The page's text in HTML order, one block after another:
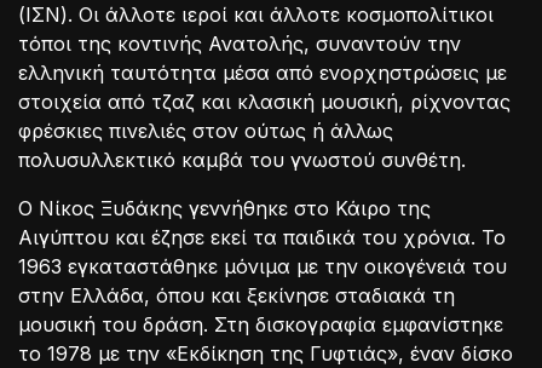
(ΙΣΝ). Οι άλλοτε ιεροί και άλλοτε κοσμοπολίτικοι
τόποι της κοντινής Ανατολής, συναντούν την
ελληνική ταυτότητα μέσα από ενορχηστρώσεις με
στοιχεία από τζαζ και κλασική μουσική, ρίχνοντας
φρέσκιες πινελιές στον ούτως ή άλλως
πολυσυλλεκτικό καμβά του γνωστού συνθέτη.
Ο Νίκος Ξυδάκης γεννήθηκε στο Κάιρο της
Αιγύπτου και έζησε εκεί τα παιδικά του χρόνια. Το
1963 εγκαταστάθηκε μόνιμα με την οικογένειά του
στην Ελλάδα, όπου και ξεκίνησε σταδιακά τη
μουσική του δράση. Στη δισκογραφία εμφανίστηκε
το 1978 με την «Εκδίκηση της Γυφτιάς», έναν δίσκο